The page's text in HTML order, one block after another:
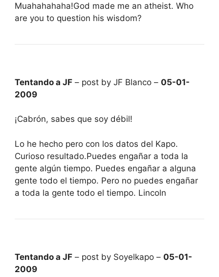
Muahahahaha!God made me an atheist. Who
are you to question his wisdom?
Tentando a JF – post by JF Blanco – 05-01-
2009
¡Cabrón, sabes que soy débil!
Lo he hecho pero con los datos del Kapo.
Curioso resultado.Puedes engañar a toda la
gente algún tiempo. Puedes engañar a alguna
gente todo el tiempo. Pero no puedes engañar
a toda la gente todo el tiempo. Lincoln
Tentando a JF – post by Soyelkapo – 05-01-
2009